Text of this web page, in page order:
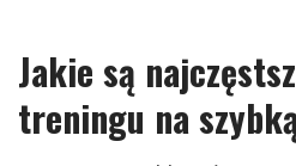
Jakie są
treningu na